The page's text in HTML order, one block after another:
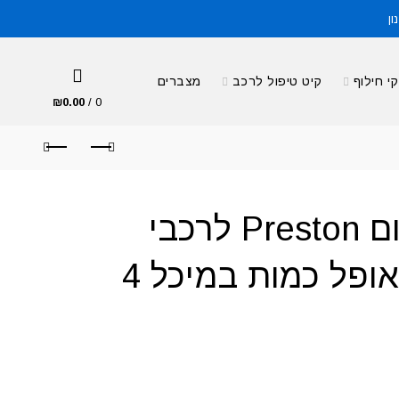
חילוף קיט טיפול לרכב מצברים
0
/
₪0.00
נוזל קירור כתום Preston לרכבי
Gm שברולט אופל כמות במיכל 4